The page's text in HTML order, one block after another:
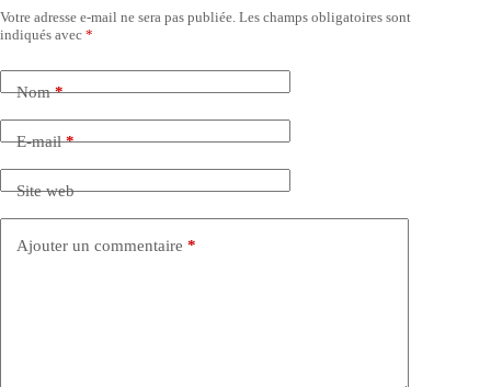
Votre adresse e-mail ne sera pas publiée. Les champs obligatoires sont
indiqués avec *
Nom*
E-mail*
Site web
Ajouter un commentaire *